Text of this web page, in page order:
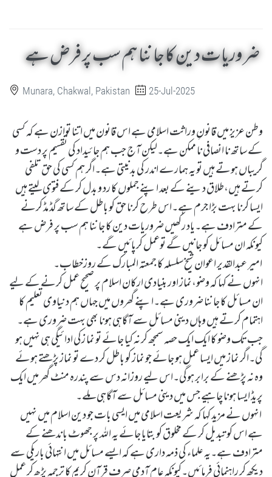
ضروریات دین کا جاننا ہم سب پر فرض ہے
Munara, Chakwal, Pakistan 25-Jul-2025
وطن عزیز میں قانونِ وراثت اسلامی ہے اس قانون میں اتنا توازن ہے کہ کسی
کے ساتھ نا انصافی نا ممکن ہے۔لیکن آج جب ہم جائیداد کی تقسیم پر دست و
گریباں ہوتے ہیں تو یہ ہمارے اندر کی بدنیتی ہے۔اگر ہم کسی کی حق تلفی
کرتے ہیں،طلاق دینے کے بعد اپنے جملوں کا رد و بدل کر کے فتوی لیتے ہیں
ایسا کرنا بہت بڑا جرم ہے۔اس طرح کرنا حق کو باطل کے ساتھ گڈ مڈ کرنے
کے مترادف ہے۔یاد رکھیں ضروریات دین کا جاننا ہم سب پر فرض ہے
کیونکہ ان مسائل کو جانیں گے توعمل کرپائیں گے۔
امیر عبدالقدیر اعوان شیخ سلسلہ کا جمعتہ المبارک کے روزخطاب۔
انہوں نے کہا کہ وضو،نماز اور بنیادی ارکان اسلام پر صحیح عمل کرنے کے لیے
ان مسائل کا جاننا ضروری ہے۔اپنے گھروں میں جہاں ہم دنیاوی تعلیم کا
اہتمام کرتے ہیں وہاں دینی مسائل سے آگاہی ہونا بھی بہت ضروری ہے۔
جب تک وضو کا ایک ایک حصہ سمجھ کر نہ کیا جائے تو نما زکی ادائیگی ہی نہیں ہو
گی۔اگر نماز میں ایسا عمل ہو جائے جو نماز کو باطل کر دے تو نماز پڑھتے ہوئے
وہ نہ پڑھنے کے برابر ہوگی۔اس لیے روزانہ دس سے پندرہ منٹ گھر میں ایک
پریڈ ایسا ہونا چاہیے جس میں دینی مسائل سے آگاہی ملے۔
انہوں نے مزید کہا کہ شریعت اسلامی میں ایسی بات جو دین اسلام میں نہیں
ہے اس کو تبدیل کر کے مخلوق کو بتایا جائے یہ اللہ پر جھوٹ باندھنے کے
مترادف ہے۔یہ علماء کی ذمہ داری ہے کہ ایسے مسائل میں انتہائی باریکی سے
دیکھ کر راہنمائی فرمائیں۔کیونکہ عام آدمی صرف قرآن کریم کا ترجمہ پڑھ کر عمل